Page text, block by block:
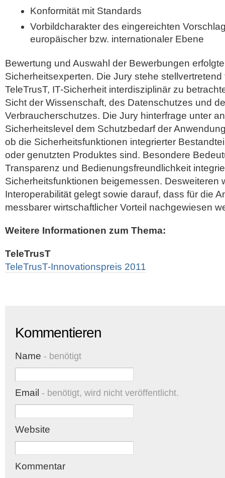
Konformität mit Standards
Vorbildcharakter des eingereichten
europäischer bzw. internationaler Ebene
Bewertung und Auswahl der Bewerbungen
Sicherheitsexperten. Die Jury stehe
TeleTrusT, IT-Sicherheit interdisziplinär zu
Sicht der Wissenschaft, des Datenschutzes und
Verbraucherschutzes. Die Jury hinterfrage unter
Sicherheitslevel dem Schutzbedarf der
ob die Sicherheitsfunktionen integrierter
oder genutzten Produktes sind. Besondere
Transparenz und Bedienungsfreundlichkeit
Sicherheitsfunktionen beigemessen. Desweiteren
Interoperabilität gelegt sowie darauf, dass für die
messbarer wirtschaftlicher Vorteil nachgewiesen
Weitere Informationen zum Thema:
TeleTrusT
TeleTrusT-Innovationspreis 2011
Kommentieren
Name - benötigt
Email - benötigt, wird nicht veröffentlicht.
Website
Kommentar